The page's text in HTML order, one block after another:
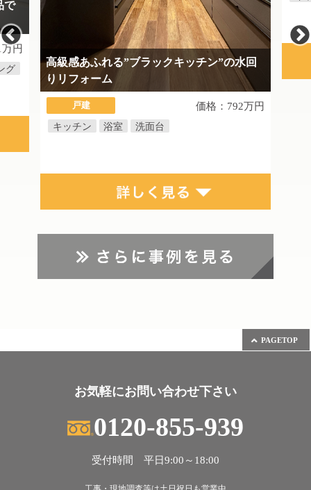
で
円
グ
高級感あふれる”ブラックキッチン”の水回
りリフォーム
戸建 価格：792万円
キッチン 浴室 洗面台
PAGETOP
お気軽にお問い合わせ下さい
0120-855-939
受付時間 平日9:00～18:00